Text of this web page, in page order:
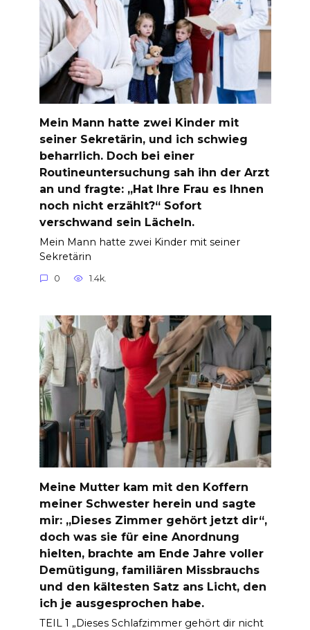
Mein Mann hatte zwei Kinder mit
seiner Sekretärin, und ich schwieg
beharrlich. Doch bei einer
Routineuntersuchung sah ihn der Arzt
an und fragte: „Hat Ihre Frau es Ihnen
noch nicht erzählt?“ Sofort
verschwand sein Lächeln.
Mein Mann hatte zwei Kinder mit seiner
Sekretärin
0 1.4k.
Meine Mutter kam mit den Koffern
meiner Schwester herein und sagte
mir: „Dieses Zimmer gehört jetzt dir“,
doch was sie für eine Anordnung
hielten, brachte am Ende Jahre voller
Demütigung, familiären Missbrauchs
und den kältesten Satz ans Licht, den
ich je ausgesprochen habe.
TEIL 1 „Dieses Schlafzimmer gehört dir nicht